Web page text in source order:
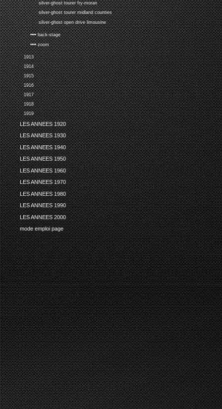
silver-ghost tourer fry-moran
silver-ghost tourer midland counties
silver-ghost open drive limousine
•••• back-stage
•••• zoom
1913
1914
1915
1916
1917
1918
1919
LES ANNEES 1920
LES ANNEES 1930
LES ANNEES 1940
LES ANNEES 1950
LES ANNEES 1960
LES ANNEES 1970
LES ANNEES 1980
LES ANNEES 1990
LES ANNEES 2000
mode emploi page